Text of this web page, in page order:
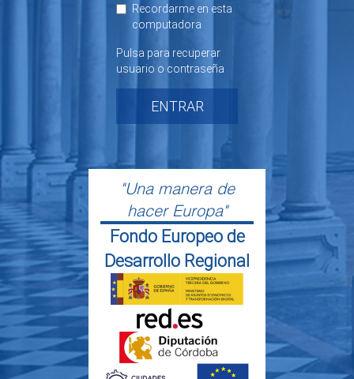
Recordarme en esta
computadora
Pulsa para recuperar
usuario o contraseña
ENTRAR
"Una manera de
hacer Europa"
Fondo Europeo de
Desarrollo Regional